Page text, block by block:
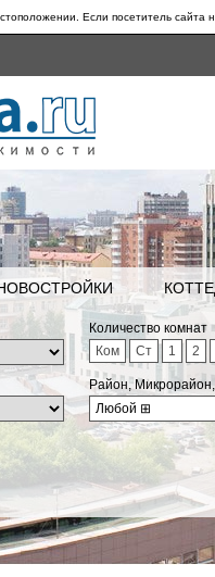
Если посетитель сайта
Количество комнат
Ком
Ст 1 2
Район,
Любой ⊞